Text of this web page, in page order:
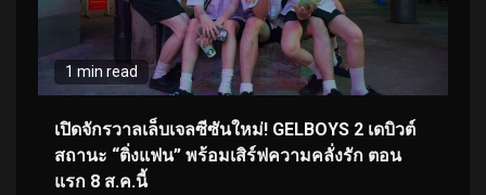
1 min read
เปิดจักรวาลเล็บเจลซีซันใหม่! GELBOYS 2 เดบิวต์
สถานะ “ติ่งแฟน” พร้อมเสิร์ฟความคลั่งรัก ตอน
แรก 8 ส.ค.นี้